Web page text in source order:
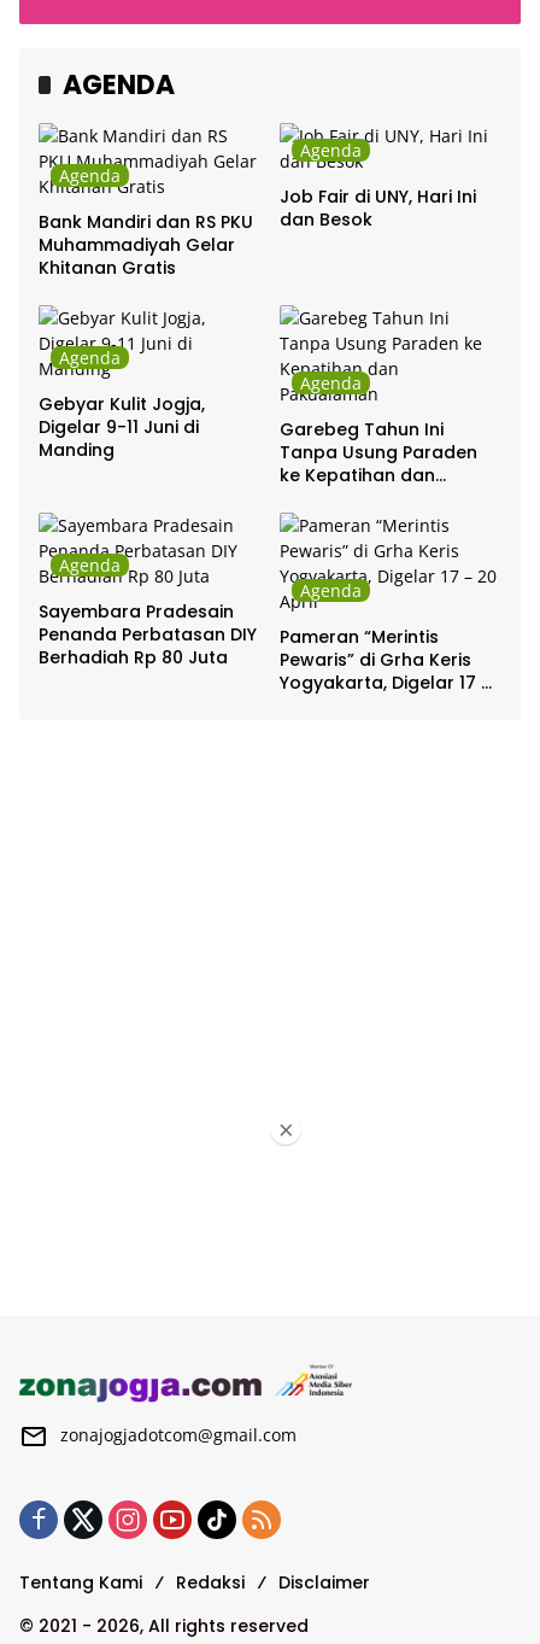
Chrisye
AGENDA
Agenda
Bank Mandiri dan RS PKU
Muhammadiyah Gelar
Khitanan Gratis
Agenda
Job Fair di UNY, Hari Ini
dan Besok
Agenda
Gebyar Kulit Jogja,
Digelar 9-11 Juni di
Manding
Agenda
Garebeg Tahun Ini
Tanpa Usung Paraden
ke Kepatihan dan
Agenda
Sayembara Pradesain
Penanda Perbatasan DIY
Berhadiah Rp 80 Juta
Agenda
Pameran “Merintis
Pewaris” di Grha Keris
Yogyakarta, Digelar 17 –
zonajogjadotcom@gmail.com
Tentang Kami Redaksi
Disclaimer
© 2021 - 2026, All rights reserved
×